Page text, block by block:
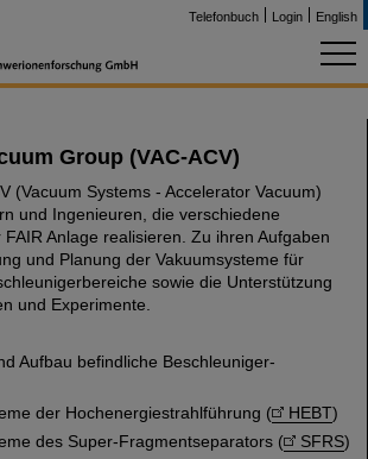
Telefonbuch Login English
Group (VAC-ACV)
(Vacuum Systems - Accelerator Vacuum)
und Ingenieuren, die verschiedene
Anlage realisieren. Zu ihren Aufgaben
und Planung der Vakuumsysteme für
sowie die Unterstützung
und Experimente.
Aufbau befindliche Beschleuniger-
der Hochenergiestrahlführung (
HEBT)
des Super-Fragmentseparators (
SFRS)